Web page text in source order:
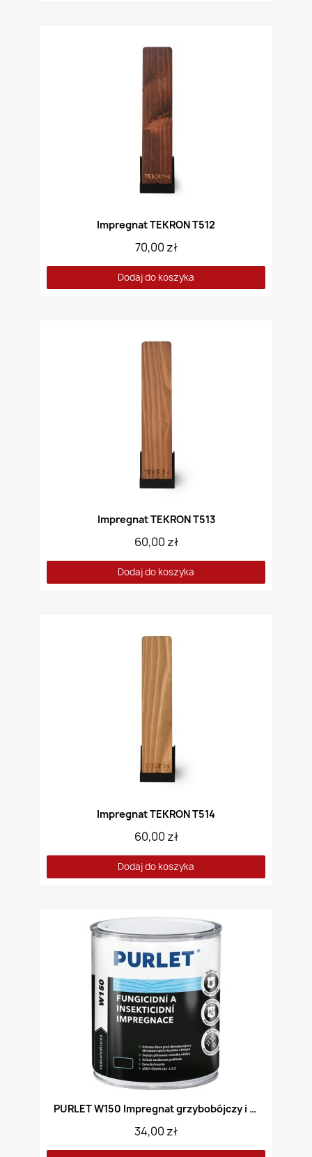
Impregnat TEKRON T512
70,00 zł
Dodaj do koszyka
Impregnat TEKRON T513
60,00 zł
Dodaj do koszyka
Impregnat TEKRON T514
60,00 zł
Dodaj do koszyka
PURLET W150 Impregnat grzybobójczy i owadobójczy Bezbarwny
34,00 zł